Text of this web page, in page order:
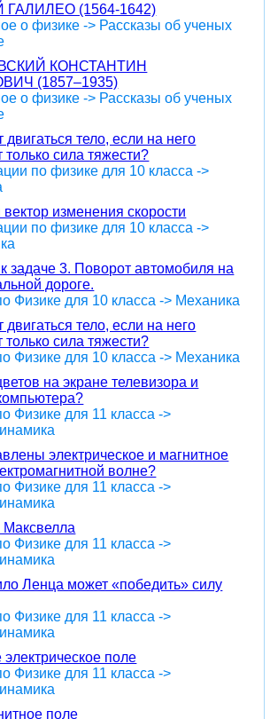
ГАЛИЛЕО (1564-1642)
о физике -> Рассказы об ученых
КОНСТАНТИН
(1857–1935)
о физике -> Рассказы об ученых
двигаться тело, если на него
только сила тяжести?
по физике для 10 класса ->
вектор изменения скорости
по физике для 10 класса ->
задаче 3. Поворот автомобиля на
дороге.
Физике для 10 класса -> Механика
двигаться тело, если на него
только сила тяжести?
Физике для 10 класса -> Механика
на экране телевизора и
Физике для 11 класса ->
электрическое и магнитное
волне?
Физике для 11 класса ->
Максвелла
Физике для 11 класса ->
Ленца может «победить» силу
Физике для 11 класса ->
поле
Физике для 11 класса ->
поле